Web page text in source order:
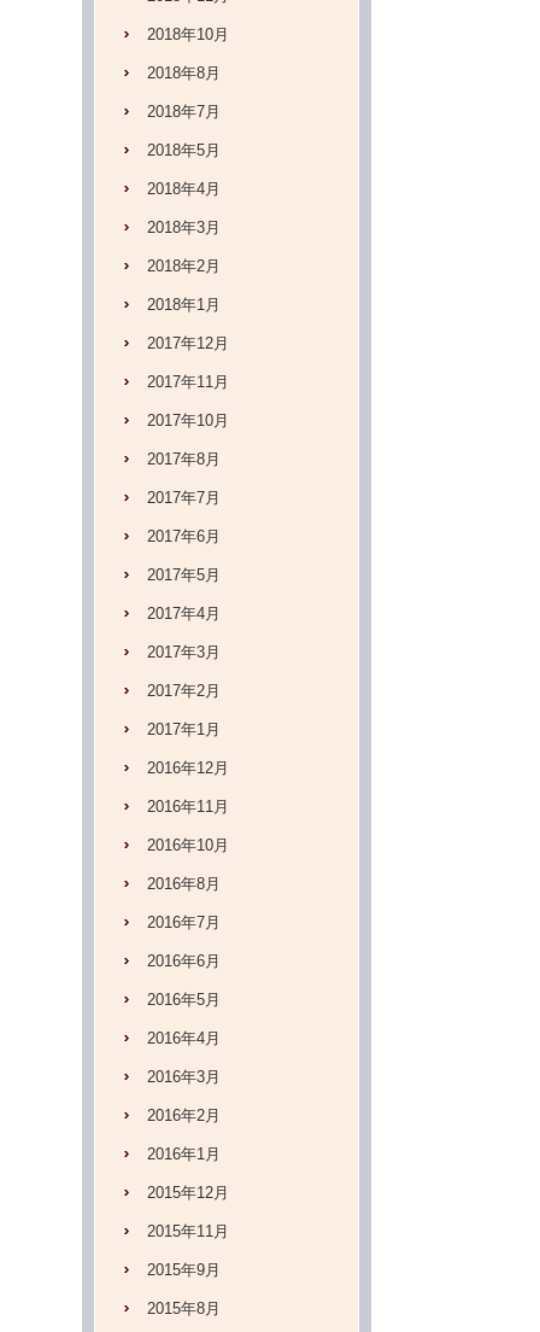
2018年10月
2018年8月
2018年7月
2018年5月
2018年4月
2018年3月
2018年2月
2018年1月
2017年12月
2017年11月
2017年10月
2017年8月
2017年7月
2017年6月
2017年5月
2017年4月
2017年3月
2017年2月
2017年1月
2016年12月
2016年11月
2016年10月
2016年8月
2016年7月
2016年6月
2016年5月
2016年4月
2016年3月
2016年2月
2016年1月
2015年12月
2015年11月
2015年9月
2015年8月